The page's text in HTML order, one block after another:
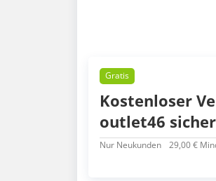
Gratis
Kostenloser
outlet46
Nur Neukunden 29,00 €